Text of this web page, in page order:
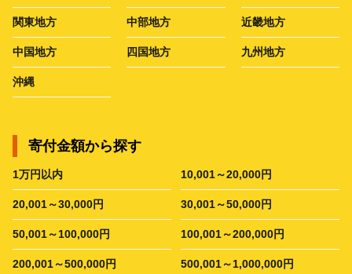
関東地方 中部地方 近畿地方
中国地方 四国地方 九州地方
沖縄
寄付金額から探す
1万円以内 10,001～20,000円
20,001～30,000円 30,001～50,000円
50,001～100,000円 100,001～200,000円
200,001～500,000円 500,001～1,000,000円